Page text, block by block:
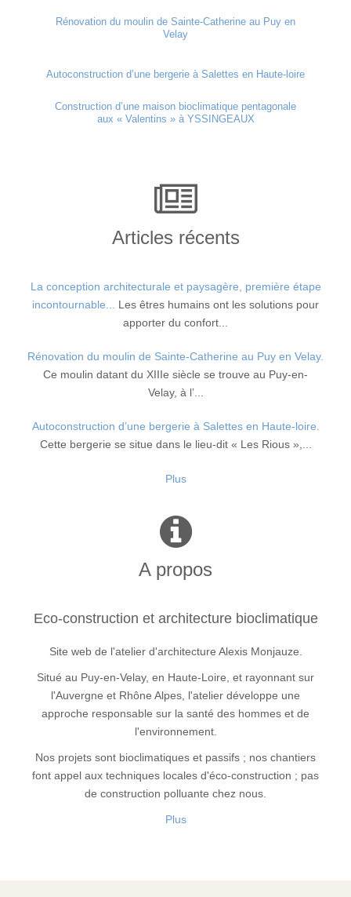
Rénovation du moulin de Sainte-Catherine au Puy en
Velay
Autoconstruction d’une bergerie à Salettes en Haute-loire
Construction d’une maison bioclimatique pentagonale
aux « Valentins » à YSSINGEAUX
Articles récents
La conception architecturale et paysagère, première étape
incontournable... Les êtres humains ont les solutions pour
apporter du confort...
Rénovation du moulin de Sainte-Catherine au Puy en Velay.
Ce moulin datant du XIIIe siècle se trouve au Puy-en-
Velay, à l’...
Autoconstruction d’une bergerie à Salettes en Haute-loire.
Cette bergerie se situe dans le lieu-dit « Les Rious »,...
Plus
A propos
Eco-construction et architecture bioclimatique
Site web de l'atelier d'architecture Alexis Monjauze.
Situé au Puy-en-Velay, en Haute-Loire, et rayonnant sur
l'Auvergne et Rhône Alpes, l'atelier développe une
approche responsable sur la santé des hommes et de
l'environnement.
Nos projets sont bioclimatiques et passifs ; nos chantiers
font appel aux techniques locales d'éco-construction ; pas
de construction polluante chez nous.
Plus